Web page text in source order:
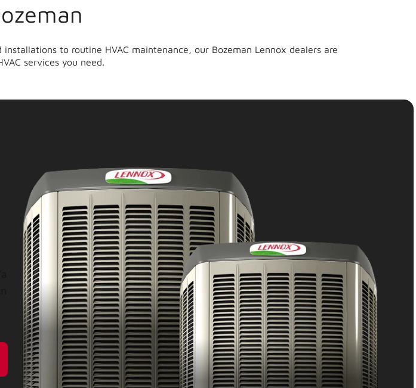
installations to routine HVAC maintenance, our Bozeman Lennox dealers are
services you need.